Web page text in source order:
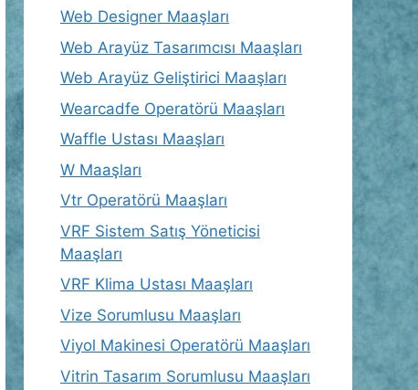
Web Designer Maaşları
Web Arayüz Tasarımcısı Maaşları
Web Arayüz Geliştirici Maaşları
Wearcadfe Operatörü Maaşları
Waffle Ustası Maaşları
W Maaşları
Vtr Operatörü Maaşları
VRF Sistem Satış Yöneticisi
Maaşları
VRF Klima Ustası Maaşları
Vize Sorumlusu Maaşları
Viyol Makinesi Operatörü Maaşları
Vitrin Tasarım Sorumlusu Maaşları